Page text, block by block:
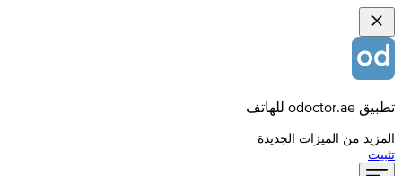
تطبيق odoctor.ae للهاتف
المزيد من الميزات الجديدة
تثبيت